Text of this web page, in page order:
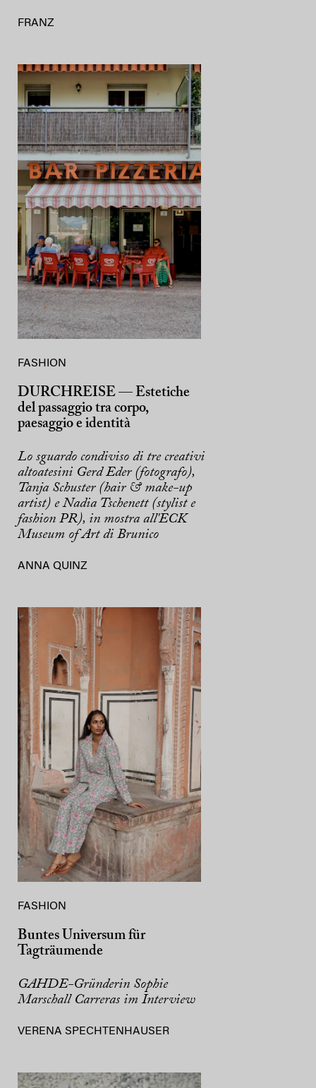
FRANZ
FASHION
DURCHREISE — Estetiche
del passaggio tra corpo,
paesaggio e identità
Lo sguardo condiviso di tre creativi
altoatesini Gerd Eder (fotografo),
Tanja Schuster (hair & make-up
artist) e Nadia Tschenett (stylist e
fashion PR), in mostra all'ECK
Museum of Art di Brunico
ANNA QUINZ
FASHION
Buntes Universum für
Tagträumende
GAHDE-Gründerin Sophie
Marschall Carreras im Interview
VERENA SPECHTENHAUSER